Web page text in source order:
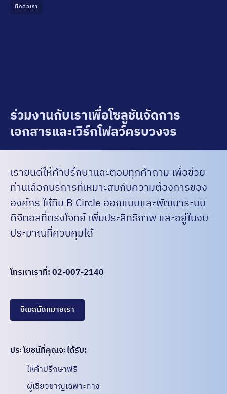
ติดต่อเรา
ร่วมงานกับเราเพื่อโซลูชันจัดการ
เอกสารและเวิร์กโฟลว์ครบวงจร
เรายินดีให้คำปรึกษาและตอบทุกคำถาม เพื่อช่วย
ท่านเลือกบริการที่เหมาะสมกับความต้องการของ
องค์กร ให้ทีม B Circle ออกแบบและพัฒนาระบบ
ดิจิตอลที่ตรงโจทย์ เพิ่มประสิทธิภาพ และอยู่ในงบ
ประมาณที่ควบคุมได้
โทรหาเราที่: 02-007-2140
อีเมลนัดหมายเรา
ประโยชน์ที่คุณจะได้รับ:​
ให้คำปรึกษาฟรี
ผู้เชี่ยวชาญเฉพาะทาง